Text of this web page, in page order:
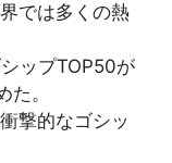
では多くの熱
ップTOP50が
。
撃的なゴシッ